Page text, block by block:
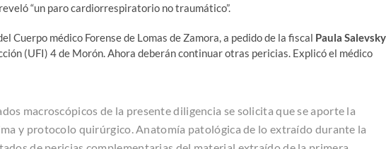
“un paro cardiorrespiratorio no traumático”.
Cuerpo médico Forense de Lomas de Zamora, a pedido de la fiscal Paula Salevsky
(UFI) 4 de Morón. Ahora deberán continuar otras pericias. Explicó el médico
macroscópicos de la presente diligencia se solicita que se aporte la
y protocolo quirúrgico. Anatomía patológica de lo extraído durante la